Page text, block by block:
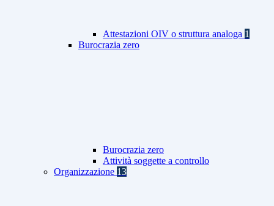
Attestazioni OIV o struttura analoga 1
Burocrazia zero
Burocrazia zero
Attività soggette a controllo
Organizzazione 13